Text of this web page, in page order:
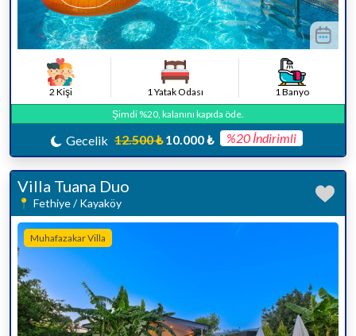
2 Kişi 1 Yatak Odası
1 Banyo
Şimdi %20, kalanını kapıda öde.
Gecelik 12.500 ₺ 10.000 ₺ %20 İndirimli
Villa Tuana Duo
Fethiye / Kayaköy
Muhafazakar Villa